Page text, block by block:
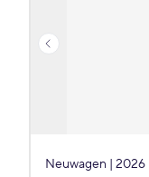
Neuwagen | 2026